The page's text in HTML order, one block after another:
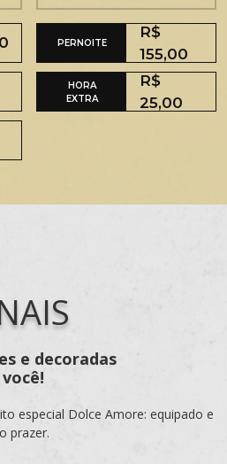
PERNOITE
R$
155,00
HORA
EXTRA
R$
25,00
e decoradas
especial Dolce Amore: equipado e
prazer.